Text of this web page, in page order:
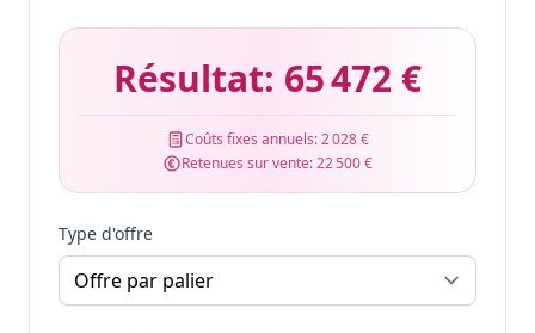
Résultat: 65 472 €
Coûts fixes annuels:2 028 €
Retenues sur vente:22 500 €
Type d'offre